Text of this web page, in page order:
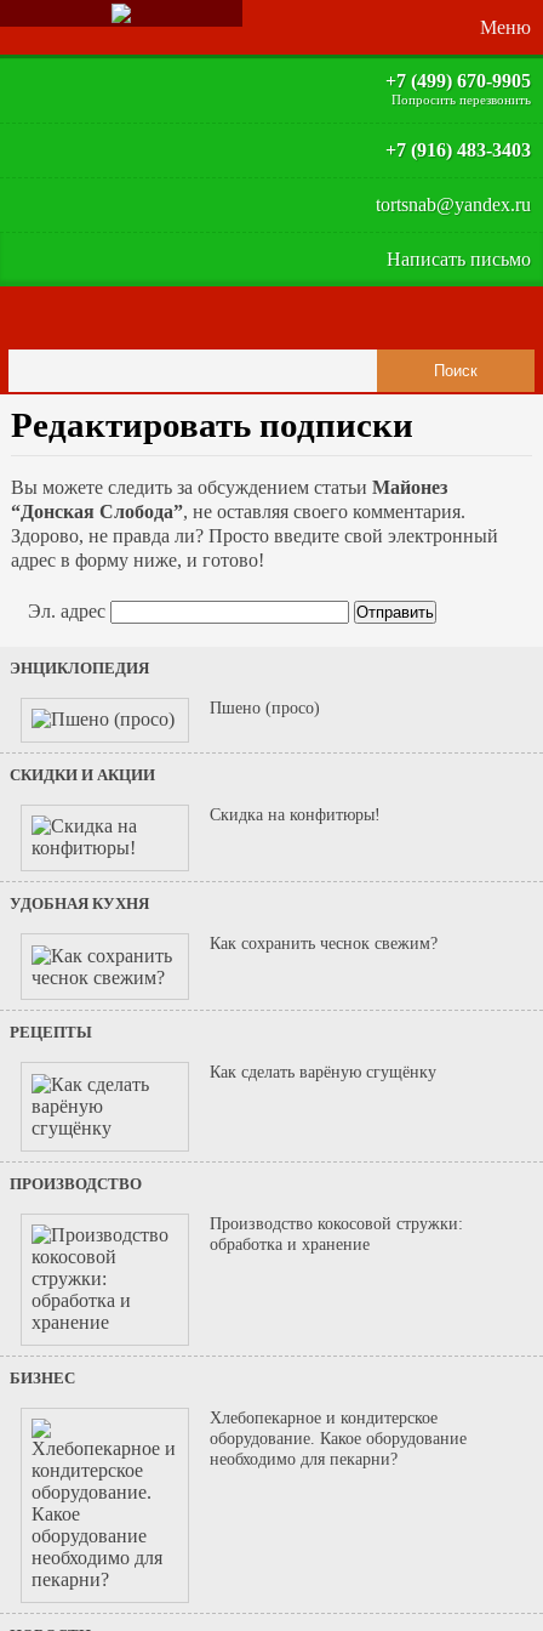
+7 (499) 670-9905
Попросить перезвонить
+7 (916) 483-3403
tortsnab@yandex.ru
Написать письмо
Редактировать подписки
Вы можете следить за обсуждением статьи Майонез
“Донская Слобода”, не оставляя своего комментария.
Здорово, не правда ли? Просто введите свой электронный
адрес в форму ниже, и готово!
Эл. адрес
ЭНЦИКЛОПЕДИЯ
Пшено (просо)
СКИДКИ И АКЦИИ
Скидка на конфитюры!
УДОБНАЯ КУХНЯ
Как сохранить чеснок свежим?
РЕЦЕПТЫ
Как сделать варёную сгущёнку
ПРОИЗВОДСТВО
Производство кокосовой стружки:
обработка и хранение
БИЗНЕС
Хлебопекарное и кондитерское
оборудование. Какое оборудование
необходимо для пекарни?